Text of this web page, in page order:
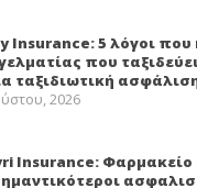
Insurance: 5 λόγοι που
που
ταξιδιωτική
2026
Insurance: Φαρμακείο